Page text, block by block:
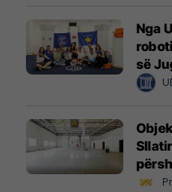
Nga
së